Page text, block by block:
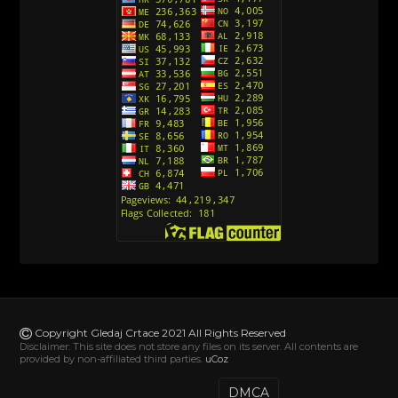
Action Man (Sinhronizovano na Hrvatski)
Action Man (2000) Sinhronizovano na Hrvatski
Andjeoski Prijatelji (Sinhronizovano na Srpski)
Ajkuca (Sharkdog) Sinhronizovano na Srpski
Alvin i veverice (Alvinnn!!! And the Chipmunks)
Sinhronizovano na Srpski
[78]
Abominable The Invisible (2022) Sinhronizovano
Copyright Gledaj Crtace 2021 All Rights Reserved
Disclaimer: This site does not store any files on its server. All contents are
provided by non-affiliated third parties. uCoz
DMCA